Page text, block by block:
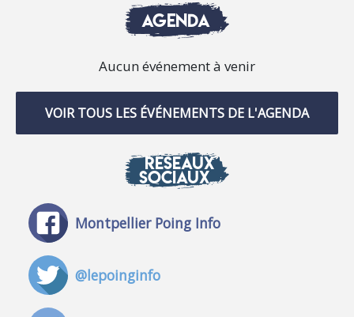
AGENDA
Aucun événement à venir
VOIR TOUS LES ÉVÉNEMENTS DE L'AGENDA
RÉSEAUX
SOCIAUX
Montpellier Poing Info
@lepoinginfo